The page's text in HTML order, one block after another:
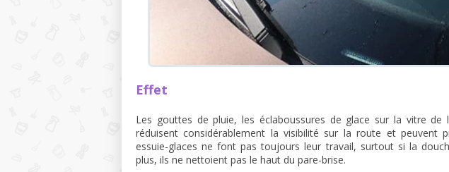
Effet
Les gouttes de pluie, les éclaboussures de glace sur la vitre de
réduisent considérablement la visibilité sur la route et peuvent
essuie-glaces ne font pas toujours leur travail, surtout si la
plus, ils ne nettoient pas le haut du pare-brise.